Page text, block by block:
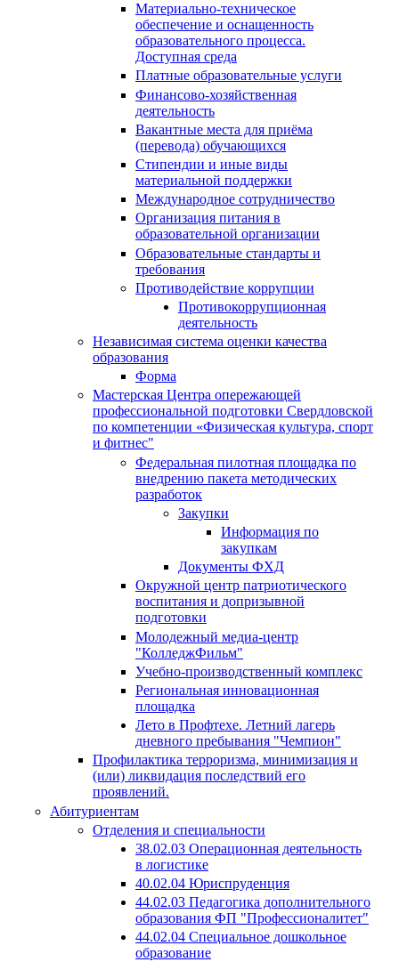
Материально-техническое
обеспечение и оснащенность
образовательного процесса.
Доступная среда
Платные образовательные услуги
Финансово-хозяйственная
деятельность
Вакантные места для приёма
(перевода) обучающихся
Стипендии и иные виды
материальной поддержки
Международное сотрудничество
Организация питания в
образовательной организации
Образовательные стандарты и
требования
Противодействие коррупции
Противокоррупционная
деятельность
Независимая система оценки качества
образования
Форма
Мастерская Центра опережающей
профессиональной подготовки Свердловской
по компетенции «Физическая культура, спорт
и фитнес"
Федеральная пилотная площадка по
внедрению пакета методических
разработок
Закупки
Информация по
закупкам
Документы ФХД
Окружной центр патриотического
воспитания и допризывной
подготовки
Молодежный медиа-центр
"КолледжФильм"
Учебно-производственный комплекс
Региональная инновационная
площадка
Лето в Профтехе. Летний лагерь
дневного пребывания "Чемпион"
Профилактика терроризма, минимизация и
(или) ликвидация последствий его
проявлений.
Абитуриентам
Отделения и специальности
38.02.03 Операционная деятельность
в логистике
40.02.04 Юриспруденция
44.02.03 Педагогика дополнительного
образования ФП "Профессионалитет"
44.02.04 Специальное дошкольное
образование